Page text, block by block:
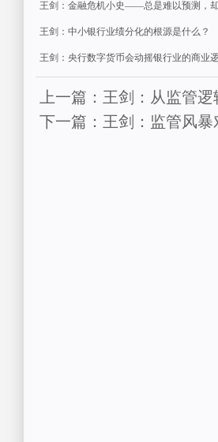
王剑：金融危机小史——总是难以预测，
王剑：中小银行业绩分化的根源是什么？
王剑：央行数字货币会动摇银行业的商业
上一篇：王剑：从监管
下一篇：王剑：监管风